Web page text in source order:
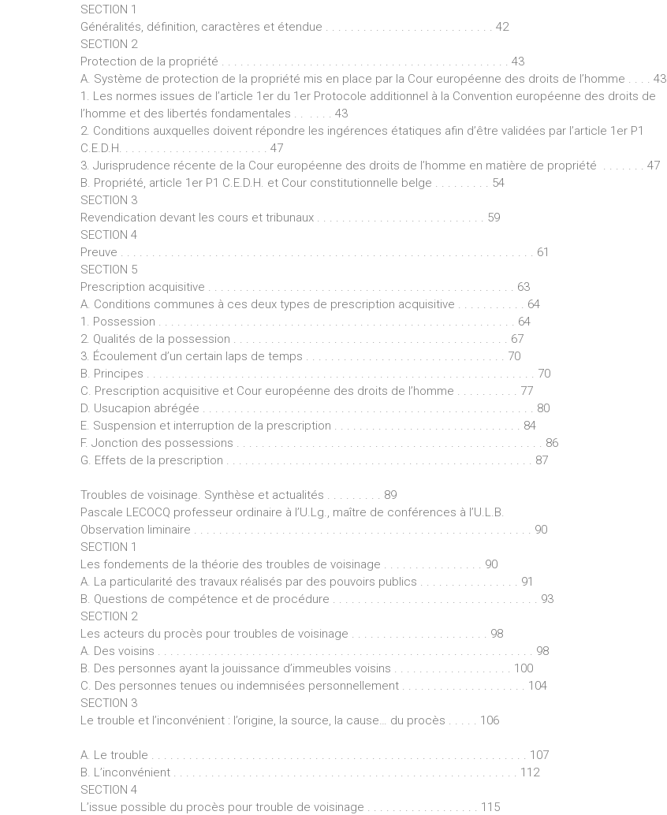
SECTION 1
Généralités, définition, caractères et étendue . . . . . . . . . . . . . . . . . . . . . . . . . . . 42
SECTION 2
Protection de la propriété . . . . . . . . . . . . . . . . . . . . . . . . . . . . . . . . . . . . . . . . . . . . . . 43
A. Système de protection de la propriété mis en place par la Cour européenne des droits de l’homme . . . . 43
1. Les normes issues de l’article 1er du 1er Protocole additionnel à la Convention européenne des droits de
l’homme et des libertés fondamentales . . . . . . 43
2. Conditions auxquelles doivent répondre les ingérences étatiques afin d’être validées par l’article 1er P1
C.E.D.H. . . . . . . . . . . . . . . . . . . . . . . . 47
3. Jurisprudence récente de la Cour européenne des droits de l’homme en matière de propriété . . . . . . . 47
B. Propriété, article 1er P1 C.E.D.H. et Cour constitutionnelle belge . . . . . . . . . 54
SECTION 3
Revendication devant les cours et tribunaux . . . . . . . . . . . . . . . . . . . . . . . . . . . 59
SECTION 4
Preuve . . . . . . . . . . . . . . . . . . . . . . . . . . . . . . . . . . . . . . . . . . . . . . . . . . . . . . . . . . . . . . . . . . 61
SECTION 5
Prescription acquisitive . . . . . . . . . . . . . . . . . . . . . . . . . . . . . . . . . . . . . . . . . . . . . . . . . 63
A. Conditions communes à ces deux types de prescription acquisitive . . . . . . . . . . . 64
1. Possession . . . . . . . . . . . . . . . . . . . . . . . . . . . . . . . . . . . . . . . . . . . . . . . . . . . . . . . . . 64
2. Qualités de la possession . . . . . . . . . . . . . . . . . . . . . . . . . . . . . . . . . . . . . . . . . . . . 67
3. Écoulement d’un certain laps de temps . . . . . . . . . . . . . . . . . . . . . . . . . . . . . . . . 70
B. Principes . . . . . . . . . . . . . . . . . . . . . . . . . . . . . . . . . . . . . . . . . . . . . . . . . . . . . . . . . . . . . . 70
C. Prescription acquisitive et Cour européenne des droits de l’homme . . . . . . . . . . 77
D. Usucapion abrégée . . . . . . . . . . . . . . . . . . . . . . . . . . . . . . . . . . . . . . . . . . . . . . . . . . . . . 80
E. Suspension et interruption de la prescription . . . . . . . . . . . . . . . . . . . . . . . . . . . . . . 84
F. Jonction des possessions . . . . . . . . . . . . . . . . . . . . . . . . . . . . . . . . . . . . . . . . . . . . . . . . . 86
G. Effets de la prescription . . . . . . . . . . . . . . . . . . . . . . . . . . . . . . . . . . . . . . . . . . . . . . . . . 87
Troubles de voisinage. Synthèse et actualités . . . . . . . . . 89
Pascale LECOCQ professeur ordinaire à l’U.Lg., maître de conférences à l’U.L.B.
Observation liminaire . . . . . . . . . . . . . . . . . . . . . . . . . . . . . . . . . . . . . . . . . . . . . . . . . . . . . . 90
SECTION 1
Les fondements de la théorie des troubles de voisinage . . . . . . . . . . . . . . . . 90
A. La particularité des travaux réalisés par des pouvoirs publics . . . . . . . . . . . . . . . . 91
B. Questions de compétence et de procédure . . . . . . . . . . . . . . . . . . . . . . . . . . . . . . . . . 93
SECTION 2
Les acteurs du procès pour troubles de voisinage . . . . . . . . . . . . . . . . . . . . . . 98
A. Des voisins . . . . . . . . . . . . . . . . . . . . . . . . . . . . . . . . . . . . . . . . . . . . . . . . . . . . . . . . . . . . 98
B. Des personnes ayant la jouissance d’immeubles voisins . . . . . . . . . . . . . . . . . . . 100
C. Des personnes tenues ou indemnisées personnellement . . . . . . . . . . . . . . . . . . . . 104
SECTION 3
Le trouble et l’inconvénient : l’origine, la source, la cause… du procès . . . . . 106
A. Le trouble . . . . . . . . . . . . . . . . . . . . . . . . . . . . . . . . . . . . . . . . . . . . . . . . . . . . . . . . . . . . 107
B. L’inconvénient . . . . . . . . . . . . . . . . . . . . . . . . . . . . . . . . . . . . . . . . . . . . . . . . . . . . . . . 112
SECTION 4
L’issue possible du procès pour trouble de voisinage . . . . . . . . . . . . . . . . . . 115